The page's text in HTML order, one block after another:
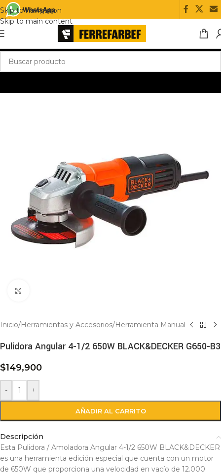
Skip to navigation
Skip to main content
Inicio/Herramientas y Accesorios/Herramienta Manual
Pulidora Angular 4-1/2 650W BLACK&DECKER G650-B3
$149,900
- +
AÑADIR AL CARRITO
Descripción
Esta Pulidora / Amoladora Angular 4-1/2 650W BLACK&DECKER
es una herramienta edición especial que cuenta con un motor
de 650W que proporciona una velocidad en vacío de 12.000